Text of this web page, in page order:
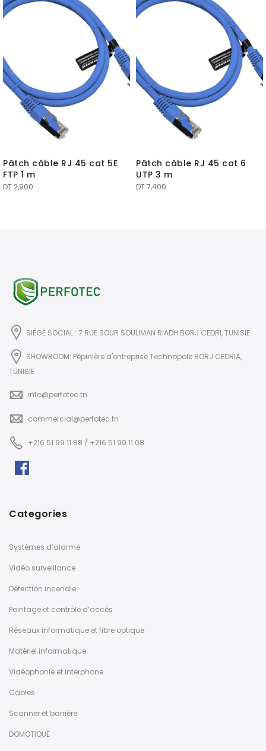
Pâtch câble RJ 45 cat 5E
FTP 1 m
DT 2,900
Pâtch câble RJ 45 cat 6
UTP 3 m
DT7,400
SIÉGÉ SOCIAL : 7 RUE SOUR SOULIMAN RIADH BORJ CEDRI, TUNISIE
SHOWROOM: Pépinière d'entreprise Technopole BORJ CEDRIA,
TUNISIE
info@perfotec.tn
commercial@perfotec.tn
+216 51 99 11 88 / +216 51 99 11 08
Categories
Systèmes d’alarme
Vidéo surveillance
Détection incendie
Pointage et contrôle d’accès
Réseaux informatique et fibre optique
Matériel informatique
Vidéophonie et interphone
Câbles
Scanner et barrière
DOMOTIQUE